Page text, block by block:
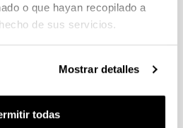
o que hayan recopilado a
de sus servicios.
Mostrar detalles
todas
27/04/2026 - 18/05/2026 23:59
admitidas y excluidas para
A GRUPOS DE